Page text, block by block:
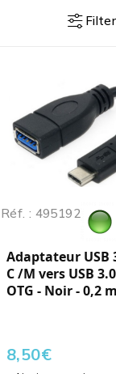
Filter
Réf. : 495192
Adaptateur USB
C /M vers USB
OTG - Noir - 0,2 m
8,50€